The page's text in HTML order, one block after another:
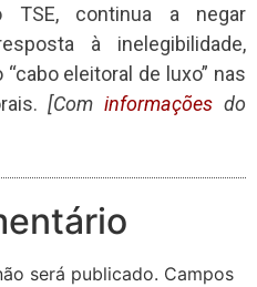
TSE, continua a negar
à inelegibilidade,
eleitoral de luxo” nas
[Cominformações do
será publicado. Campos